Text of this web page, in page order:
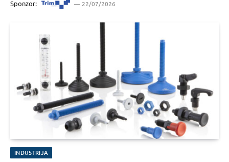
Sponzor: 22/07/2026
INDUSTRIJA